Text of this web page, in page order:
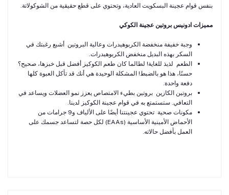
بنفس قوام عجينة البسكويت العادية، وتحتوي على قطع حقيقية من الشوكولاتة.
مميزات ادونيس بروتين عجينة الكوكي
وجبة خفيفة منخفضة الكربوهيدرات وعالية البروتين أشبع رغبتك في
السكر بهذه البديل منخفض الكربوهيدرات.
الطعم لذيذ للغاية! لطالما كان طعم الكوكيز أفضل قبل خبزها، صحيح؟
حسنًا، هذا هو بالضبط! المشكلة الوحيدة هي أنك قد تأكل العبوة كلها
دفعة واحدة.
بروتين الكازين بروتين بطيء الامتصاص يعزز نمو العضلات ويساعد في
التعافي. ستستمتع به في قوام عجينة الكوكيز لدينا.
مكونات صحية تحتوي عجينتنا أيضًا على الألياف و9 جرامات من
الأحماض الأمينية الأساسية (EAAs) لكل حصة لتساعد جسمك على
العمل بأفضل حالاته.